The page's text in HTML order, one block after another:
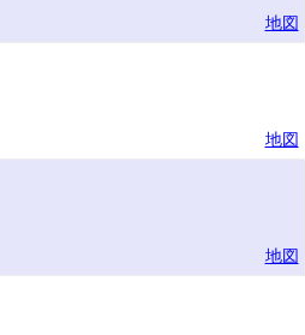
地図
地図
地図